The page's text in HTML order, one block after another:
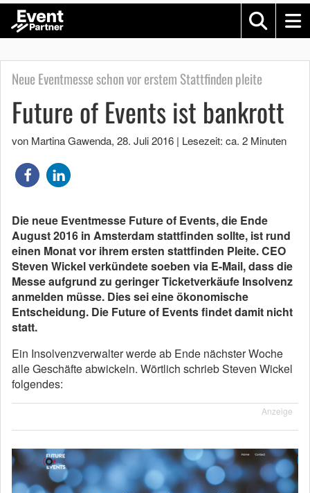
Neue Eventmesse schon vor erstem Stattfinden pleite
Future of Events ist bankrott
von Martina Gawenda, 28. Juli 2016 | Lesezeit: ca. 2 Minuten
Die neue Eventmesse Future of Events, die Ende
August 2016 in Amsterdam stattfinden sollte, ist rund
einen Monat vor ihrem ersten stattfinden Pleite. CEO
Steven Wickel verkündete soeben via E-Mail, dass die
Messe aufgrund zu geringer Ticketverkäufe Insolvenz
anmelden müsse. Dies sei eine ökonomische
Entscheidung. Die Future of Events findet damit nicht
statt.
Ein Insolvenzverwalter werde ab Ende nächster Woche
alle Geschäfte abwickeln. Wörtlich schrieb Steven Wickel
folgendes:
Anzeige